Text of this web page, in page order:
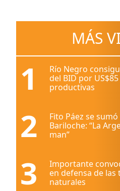
MÁS
1
Río Negro
del BID por
productivas
2
Fito Páez se
Bariloche: “La
man”
3
Importante
en defensa de
naturales